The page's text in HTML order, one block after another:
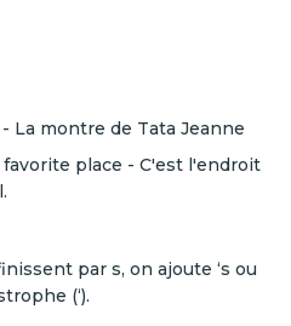
La montre de Tata Jeanne
favorite place - C'est l'endroit
par s, on ajoute ‘s ou
(‘).